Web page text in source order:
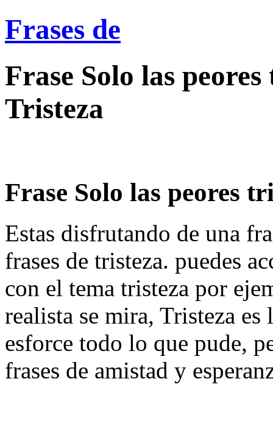
Frases de
Frase Solo las
Tristeza
Frase Solo las peores
Estas disfrutando de una
frases de tristeza. puedes
con el tema tristeza por
realista se mira, Tristeza
esforce todo lo que pude,
frases de amistad y